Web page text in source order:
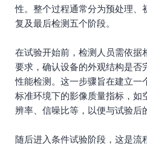
性。整个过程通常分为预处理、
复及最后检测五个阶段。
在试验开始前，检测人员需依据
要求，确认设备的外观结构是否
性能检测。这一步骤旨在建立一
标准环境下的影像质量指标，如
辨率、信噪比等，以便与试验后
随后进入条件试验阶段，这是流